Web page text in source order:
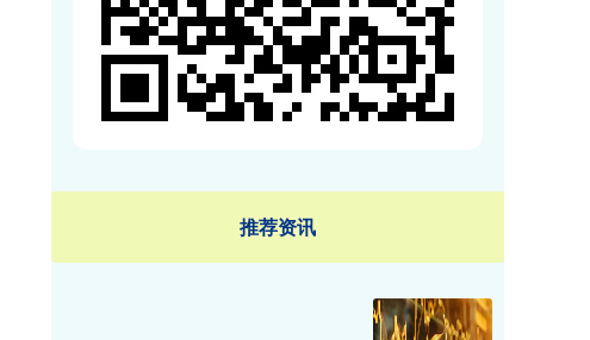
推荐资讯